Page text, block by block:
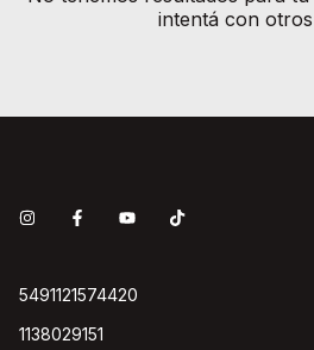
intentá con
5491121574420
1138029151